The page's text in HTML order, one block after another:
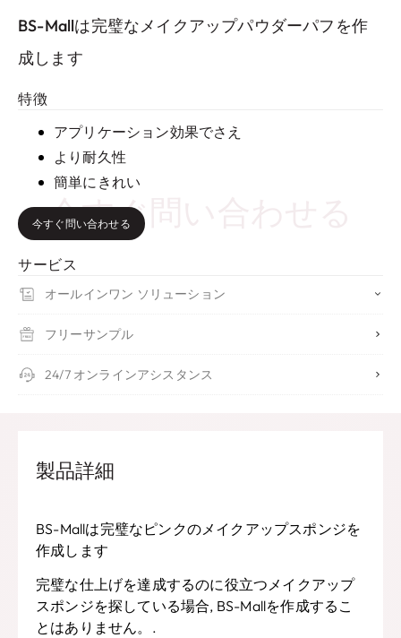
BS-Mallは完璧なメイクアップパウダーパフを作
成します
特徴
アプリケーション効果でさえ
より耐久性
簡単にきれい
今すぐ問い合わせる
今すぐ問い合わせる
サービス
オールインワン ソリューション
フリーサンプル
24/7 オンラインアシスタンス
製品詳細
BS-Mallは完璧なピンクのメイクアップスポンジを
作成します
完璧な仕上げを達成するのに役立つメイクアップ
スポンジを探している場合, BS-Mallを作成するこ
とはありません。.